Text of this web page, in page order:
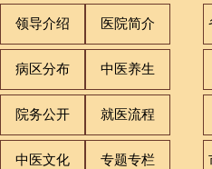
领导介绍 医院简介
病区分布 中医养生
院务公开 就医流程
中医文化 专题专栏